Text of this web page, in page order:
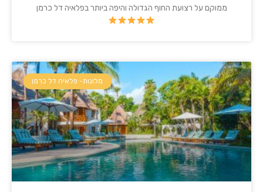
ממוקם על רצועת החוף הגדולה והיפה ביותר בפלאיה דל כרמן
מלונות- פלאיה דל כרמן